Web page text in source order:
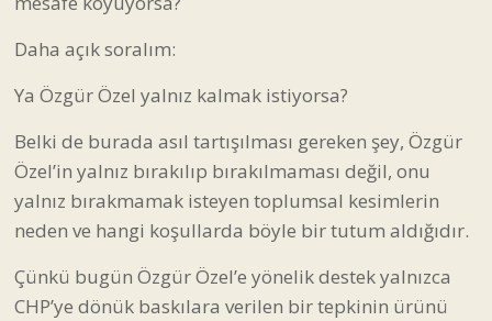
Daha açık soralım:
Ya Özgür Özel yalnız kalmak istiyorsa?
Belki de burada asıl tartışılması gereken şey, Özgür
Özel’in yalnız bırakılıp bırakılmaması değil, onu
yalnız bırakmamak isteyen toplumsal kesimlerin
neden ve hangi koşullarda böyle bir tutum aldığıdır.
Çünkü bugün Özgür Özel’e yönelik destek yalnızca
CHP’ye dönük baskılara verilen bir tepkinin ürünü